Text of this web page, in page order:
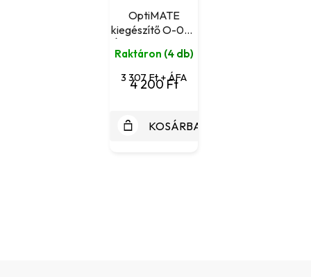
OptiMATE
kiegészítő O-06 -
AUTO vagy DIN
aljzatra
Raktáron (4 db)
3 307 Ft + ÁFA
4 200 Ft
KOSÁRBA